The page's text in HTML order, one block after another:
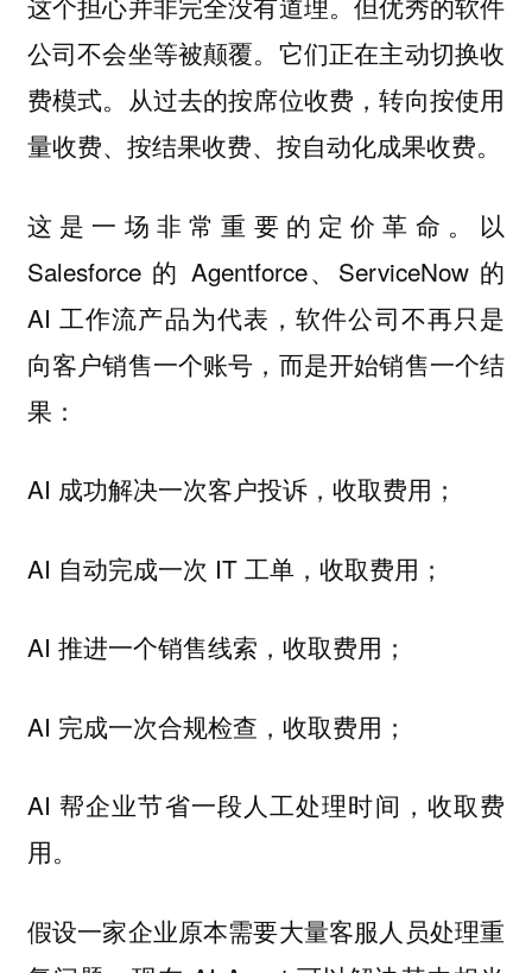
公司不会坐等被颠覆。它们正在主动切换收
费模式。从过去的按席位收费，转向按使用
量收费、按结果收费、按自动化成果收费。
这是一场非常重要的定价革命。以
Salesforce 的 Agentforce、ServiceNow 的
AI 工作流产品为代表，软件公司不再只是
向客户销售一个账号，而是开始销售一个结
果：
AI 成功解决一次客户投诉，收取费用；
AI 自动完成一次 IT 工单，收取费用；
AI 推进一个销售线索，收取费用；
AI 完成一次合规检查，收取费用；
AI 帮企业节省一段人工处理时间，收取费
用。
假设一家企业原本需要大量客服人员处理重